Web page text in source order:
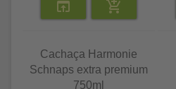
Cachaça Harmonie
Schnaps extra premium
750ml